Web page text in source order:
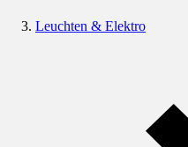
Leuchten & Elektro